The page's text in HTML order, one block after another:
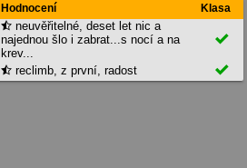
Hodnocení Klasa
 neuvěřitelné, deset let nic a
najednou šlo i zabrat...s nocí a na
krev...

 reclimb, z první, radost 